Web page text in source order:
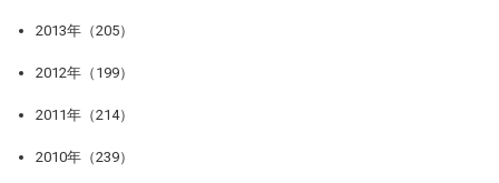
2013年（205）
2012年（199）
2011年（214）
2010年（239）